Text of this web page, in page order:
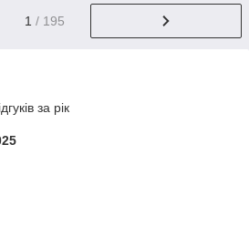
1 / 195
за рік